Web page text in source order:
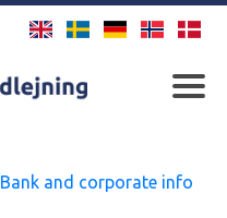
Bank and corporate info